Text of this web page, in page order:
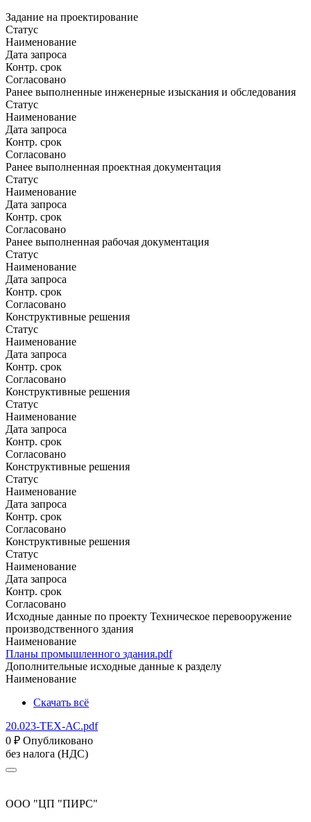
Задание на проектирование
Статус
Наименование
Дата запроса
Контр. срок
Согласовано
Ранее выполненные инженерные изыскания и обследования
Статус
Наименование
Дата запроса
Контр. срок
Согласовано
Ранее выполненная проектная документация
Статус
Наименование
Дата запроса
Контр. срок
Согласовано
Ранее выполненная рабочая документация
Статус
Наименование
Дата запроса
Контр. срок
Согласовано
Конструктивные решения
Статус
Наименование
Дата запроса
Контр. срок
Согласовано
Конструктивные решения
Статус
Наименование
Дата запроса
Контр. срок
Согласовано
Конструктивные решения
Статус
Наименование
Дата запроса
Контр. срок
Согласовано
Конструктивные решения
Статус
Наименование
Дата запроса
Контр. срок
Согласовано
Исходные данные по проекту Техническое перевооружение
производственного здания
Наименование
Планы промышленного здания.pdf
Дополнительные исходные данные к разделу
Наименование
Скачать всё
20.023-ТЕХ-АС.pdf
0 ₽ Опубликовано
без налога (НДС)
ООО "ЦП "ПИРС"